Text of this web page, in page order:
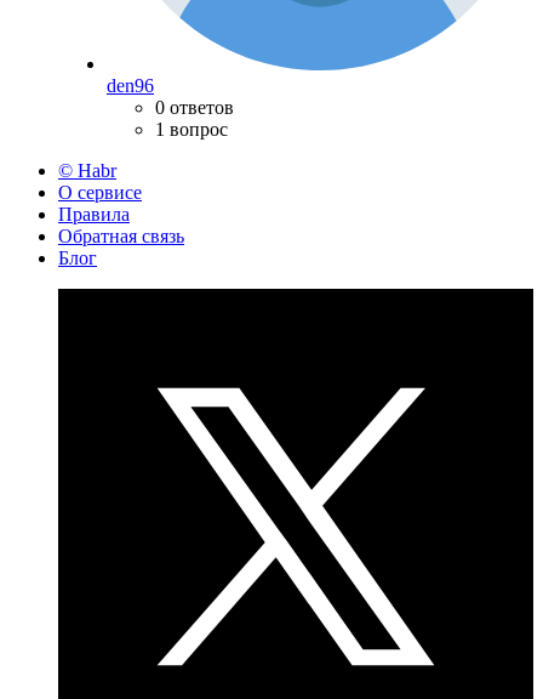
den96
0 ответов
1 вопрос
© Habr
О сервисе
Правила
Обратная связь
Блог